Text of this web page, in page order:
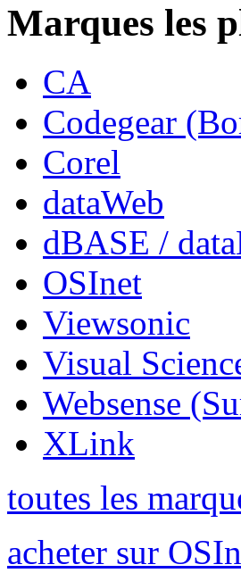
Marques les
CA
Codegear
Corel
dataWeb
dBASE /
OSInet
Viewsonic
Visual
Websense
XLink
toutes les
acheter sur